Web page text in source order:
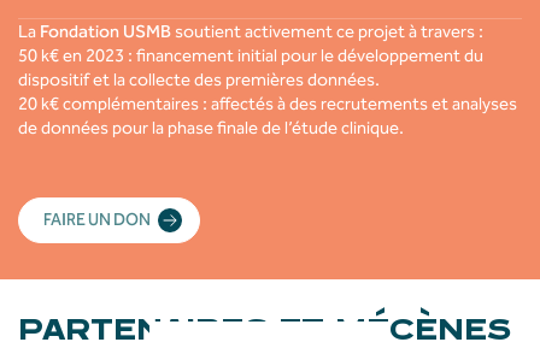
La Fondation USMB soutient activement ce projet à travers :
50 k€ en 2023 : financement initial pour le développement du
dispositif et la collecte des premières données.
20 k€ complémentaires : affectés à des recrutements et analyses
de données pour la phase finale de l’étude clinique.
FAIRE UN DON
PARTENAIRES ET MÉCÈNES